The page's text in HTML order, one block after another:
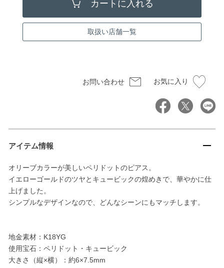
取扱い店舗一覧
お問い合わせ お気に入り
アイテム情報
オリーブカラーが美しいペリドットのピアス。
イエローゴールドのツヤとキュービックの煌めきで、華やかに仕
上げました。
シンプルなデザインなので、どんなシーンにもマッチします。
地金素材：K18YG
使用宝石：ペリドット・キュービック
大きさ（縦×横）：約6×7.5mm